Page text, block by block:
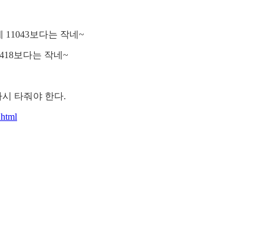
11043보다는 작네~
보다는 작네~
타줘야 한다.